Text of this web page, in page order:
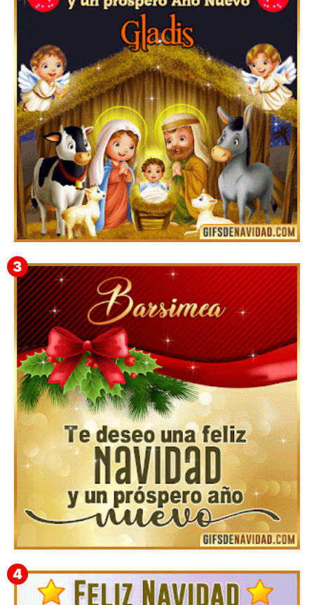
Feliz Navidad y próspero Año Nuevo Edmunda
Feliz Navidad y próspero Año Nuevo Gladis